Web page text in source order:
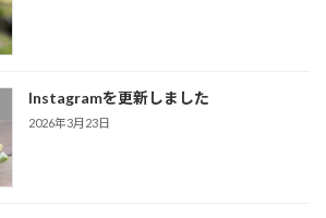
Instagramを更新しました
2026年3月23日